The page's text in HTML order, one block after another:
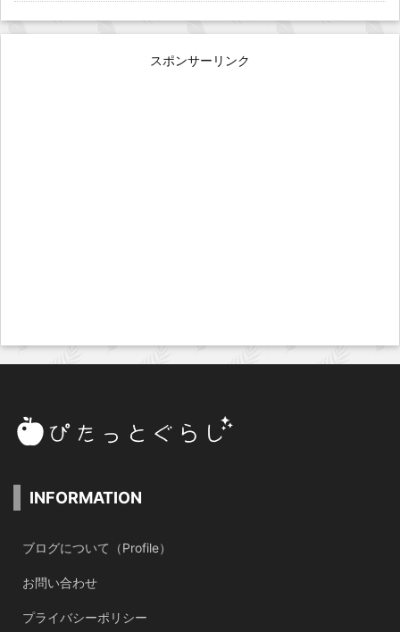
スポンサーリンク
INFORMATION
ブログについて（Profile）
お問い合わせ
プライバシーポリシー